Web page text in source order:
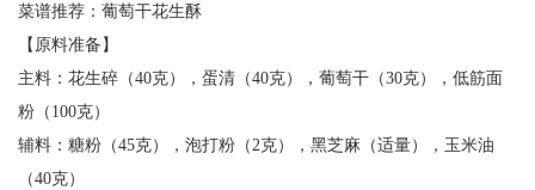
菜谱推荐：葡萄干花生酥
【原料准备】
主料：花生碎（40克），蛋清（40克），葡萄干（30克），低筋面
粉（100克）
辅料：糖粉（45克），泡打粉（2克），黑芝麻（适量），玉米油
（40克）